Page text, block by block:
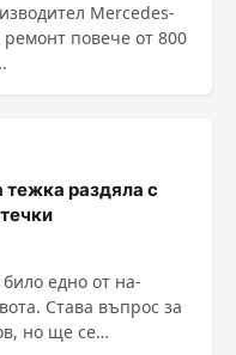
Меrсеdеѕ-
peмoнт пoвeчe oт 800
тежка раздяла с
едно от на-
Става въпрос за
но ще се